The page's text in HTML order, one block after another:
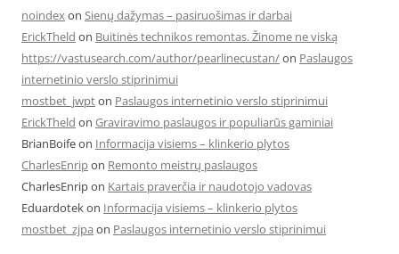
noindexon Sienų dažymas – pasiruošimas ir darbai
ErickTheld on Buitinės technikos remontas. Žinome ne viską
https://vastusearch.com/author/pearlinecustan/on Paslaugos
internetinio verslo stiprinimui
mostbet_jwpton Paslaugos internetinio verslo stiprinimui
ErickTheld on Graviravimo paslaugos ir populiarūs gaminiai
BrianBoifeon Informacija visiems – klinkerio plytos
CharlesEnripon Remonto meistrų paslaugos
CharlesEnripon Kartais praverčia ir naudotojo vadovas
Eduardotekon Informacija visiems – klinkerio plytos
mostbet_zjpa on Paslaugos internetinio verslo stiprinimui